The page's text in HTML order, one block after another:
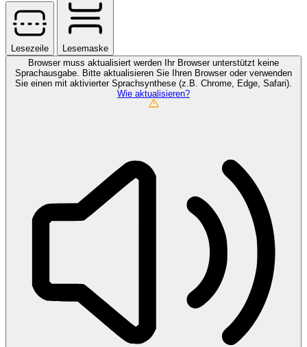
Lesezeile
Lesemaske
Browser muss aktualisiert werden Ihr Browser unterstützt keine
Sprachausgabe. Bitte aktualisieren Sie Ihren Browser oder verwenden
Sie einen mit aktivierter Sprachsynthese (z.B. Chrome, Edge, Safari).
Wie aktualisieren?